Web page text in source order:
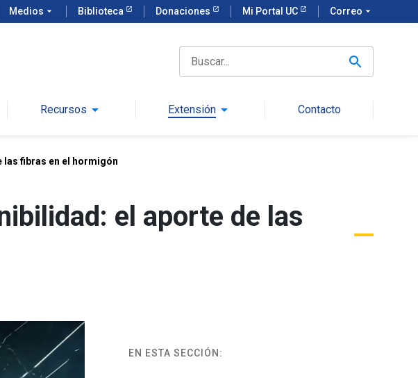
Medios arrow_drop_down Biblioteca Donaciones Mi Portal UC Correo arrow_drop_down
Recursos arrow_drop_down Extensión arrow_drop_down Contacto
las fibras en el hormigón
el aporte de las
EN ESTA SECCIÓN: